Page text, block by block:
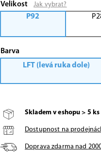
Velikost Jak vybrat?
P92
Barva
LFT (levá ruka dole)
Skladem v eshopu > 5 ks
Dostupnost na
Doprava zdarma nad